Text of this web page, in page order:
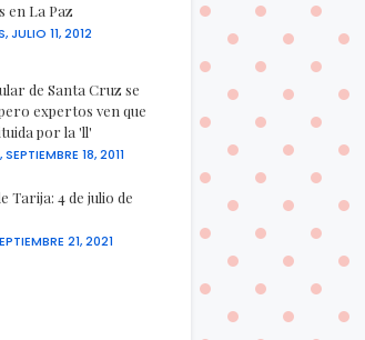
en La Paz
JULIO 11, 2012
de Santa Cruz se
expertos ven que
por la 'll'
18, 2011
Tarija: 4 de julio de
21, 2021